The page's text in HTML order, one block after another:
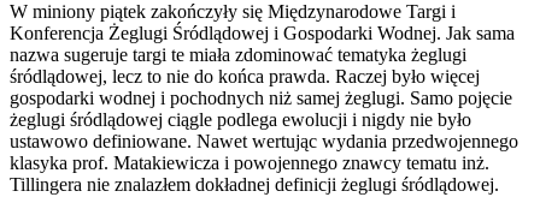
W miniony piątek zakończyły się Międzynarodowe Targi i
Konferencja Żeglugi Śródlądowej i Gospodarki Wodnej. Jak sama
nazwa sugeruje targi te miała zdominować tematyka żeglugi
śródlądowej, lecz to nie do końca prawda. Raczej było więcej
gospodarki wodnej i pochodnych niż samej żeglugi. Samo pojęcie
żeglugi śródlądowej ciągle podlega ewolucji i nigdy nie było
ustawowo definiowane. Nawet wertując wydania przedwojennego
klasyka prof. Matakiewicza i powojennego znawcy tematu inż.
Tillingera nie znalazłem dokładnej definicji żeglugi śródlądowej.